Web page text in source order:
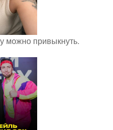
можно привыкнуть.